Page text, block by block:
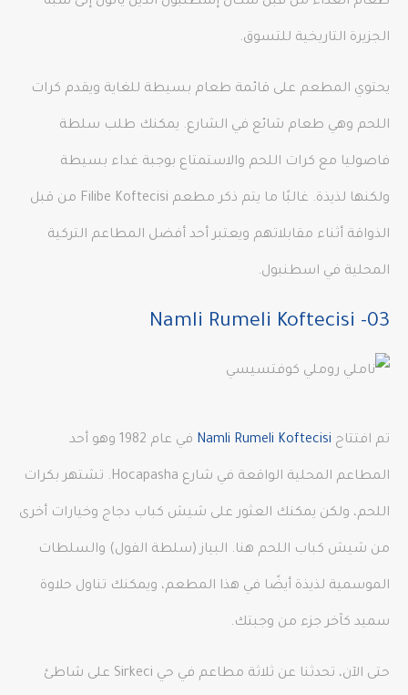
الجزيرة التاريخية للتسوق.
يحتوي المطعم على قائمة طعام بسيطة للغاية ويقدم كرات
اللحم وهي طعام شائع في الشارع. يمكنك طلب سلطة
فاصوليا مع كرات اللحم والاستمتاع بوجبة غداء بسيطة
ولكنها لذيذة. غالبًا ما يتم ذكر مطعم Filibe Koftecisi من قبل
الذواقة أثناء مقابلاتهم ويعتبر أحد أفضل المطاعم التركية
المحلية في اسطنبول.
03- Namli Rumeli Koftecisi
تم افتتاح Namli Rumeli Koftecisi في عام 1982 وهو أحد
المطاعم المحلية الواقعة في شارع Hocapasha. تشتهر بكرات
اللحم، ولكن يمكنك العثور على شيش كباب دجاج وخيارات أخرى
من شيش كباب اللحم هنا. البياز (سلطة الفول) والسلطات
الموسمية لذيذة أيضًا في هذا المطعم، ويمكنك تناول حلاوة
سميد كآخر جزء من وجبتك.
حتى الآن، تحدثنا عن ثلاثة مطاعم في حي Sirkeci على شاطئ